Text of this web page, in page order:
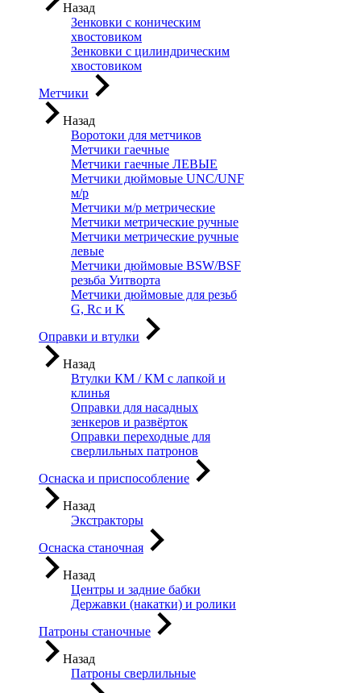
Назад
Зенковки с коническим
хвостовиком
Зенковки с цилиндрическим
хвостовиком
Метчики
Назад
Воротоки для метчиков
Метчики гаечные
Метчики гаечные ЛЕВЫЕ
Метчики дюймовые UNC/UNF
м/р
Метчики м/р метрические
Метчики метрические ручные
Метчики метрические ручные
левые
Метчики дюймовые BSW/BSF
резьба Уитворта
Метчики дюймовые для резьб
G, Rc и K
Оправки и втулки
Назад
Втулки КМ / КМ с лапкой и
клинья
Оправки для насадных
зенкеров и развёрток
Оправки переходные для
сверлильных патронов
Оснаска и приспособление
Назад
Экстракторы
Оснаска станочная
Назад
Центры и задние бабки
Державки (накатки) и ролики
Патроны станочные
Назад
Патроны сверлильные